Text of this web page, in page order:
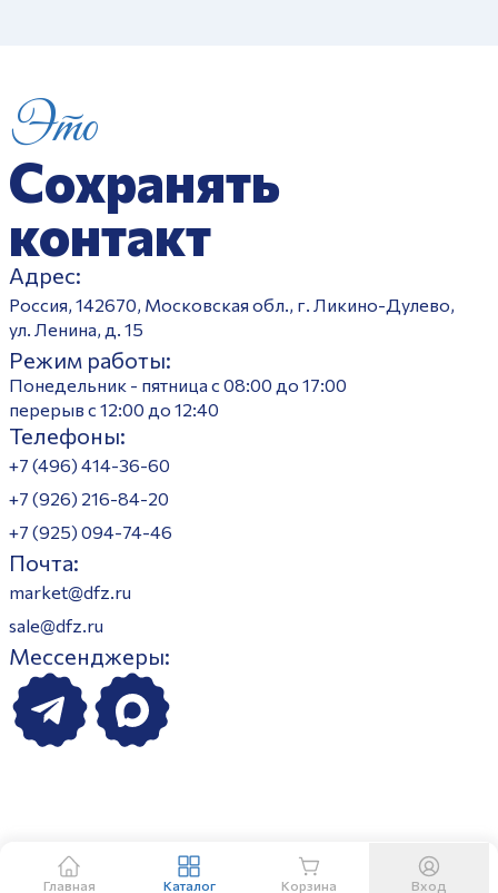
Это
Сохранять
контакт
Адрес:
Россия, 142670, Московская обл., г. Ликино-Дулево,
ул. Ленина, д. 15
Режим работы:
Понедельник - пятница с 08:00 до 17:00
перерыв с 12:00 до 12:40
Телефоны:
+7 (496) 414-36-60
+7 (926) 216-84-20
+7 (925) 094-74-46
Почта:
market@dfz.ru
sale@dfz.ru
Мессенджеры:
Главная Каталог Корзина Вход